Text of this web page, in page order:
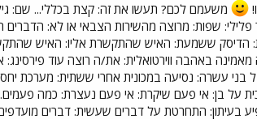
משעמם לכם? תעשו את זה: קצת בכללי... שם:
שפות: מרוצה מהשירות הצבאי או לא:
ששמעת: האיש שהתקשרת אליו: האיש שהתקשר
באהבה ווירטואלית: את/ה רוצה עוד
עשרה: נסיעה במכונית אחרי ששתית: מערכת
על בן: אי פעם שיקרת: אי פעם נעצרת: כמה